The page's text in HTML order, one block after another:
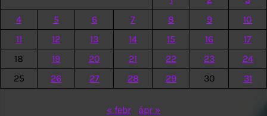
4
5 6 7 8 9
10
11
12 13 14 15 16
17
18
19 20 21 22 23
24
25
26 27 28 29 30 31
« febr ápr »